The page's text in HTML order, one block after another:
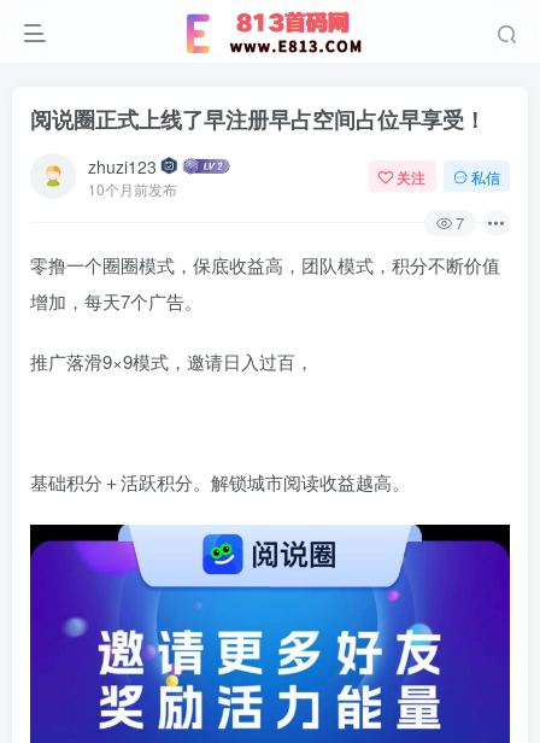
阅说圈正式上线了早注册早占空间占位早享受！
zhuzi123
10个月前发布
关注 私信
7
零撸一个圈圈模式，保底收益高，团队模式，积分不断价值
增加，每天7个广告。
推广落滑9×9模式，邀请日入过百，
基础积分＋活跃积分。解锁城市阅读收益越高。